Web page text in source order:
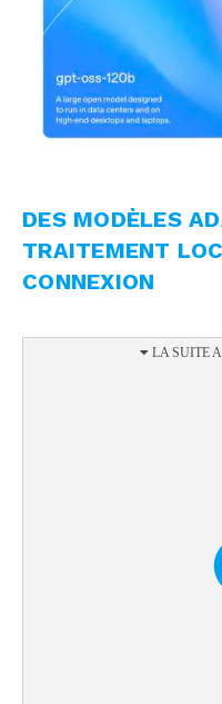
DES MODÈLES
TRAITEMENT
CONNEXION